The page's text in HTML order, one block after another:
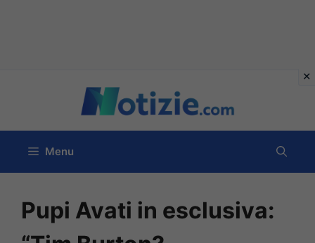
contenuto
Menu
Pupi Avati in esclusiva: